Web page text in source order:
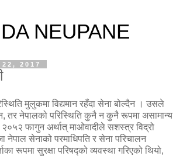
NEUPANE
2017
मुलुकमा विद्यमान रहँदा सेना बोल्दैन । उसले
तर नेपालको परिस्थिति कुनै न कुनै रूपमा असामान्य
फागुन अर्थात् माओवादीले सशस्त्र विद्रो
नेपाल सेनाको परमाधिपति र सेना परिचालन
रूपमा सुरक्षा परिषद्को व्यवस्था गरिएको थियो,